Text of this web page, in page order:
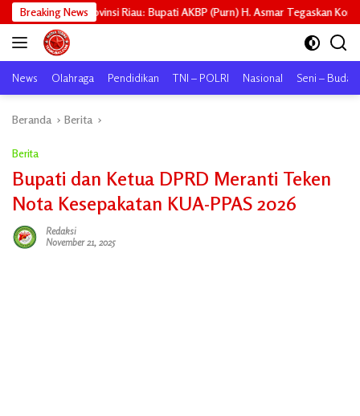
Langsung
ke
konten
Breaking News
Riau: Bupati AKBP (Purn) H. Asmar Tegaskan Komitmen Kepulauan
News Olahraga Pendidikan TNI – POLRI Nasional Seni –
Beranda Berita
Berita
Bupati dan Ketua DPRD Meranti Teken
Nota Kesepakatan KUA-PPAS 2026
Redaksi
November 21, 2025